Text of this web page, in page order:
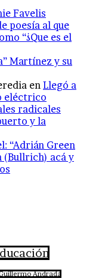
Favelis
poesía al que
“¿Que es el
Martínez y su
en Llegó a
eléctrico
radicales
y la
“Adrián Green
(Bullrich) acá y
Guillermo Andrada